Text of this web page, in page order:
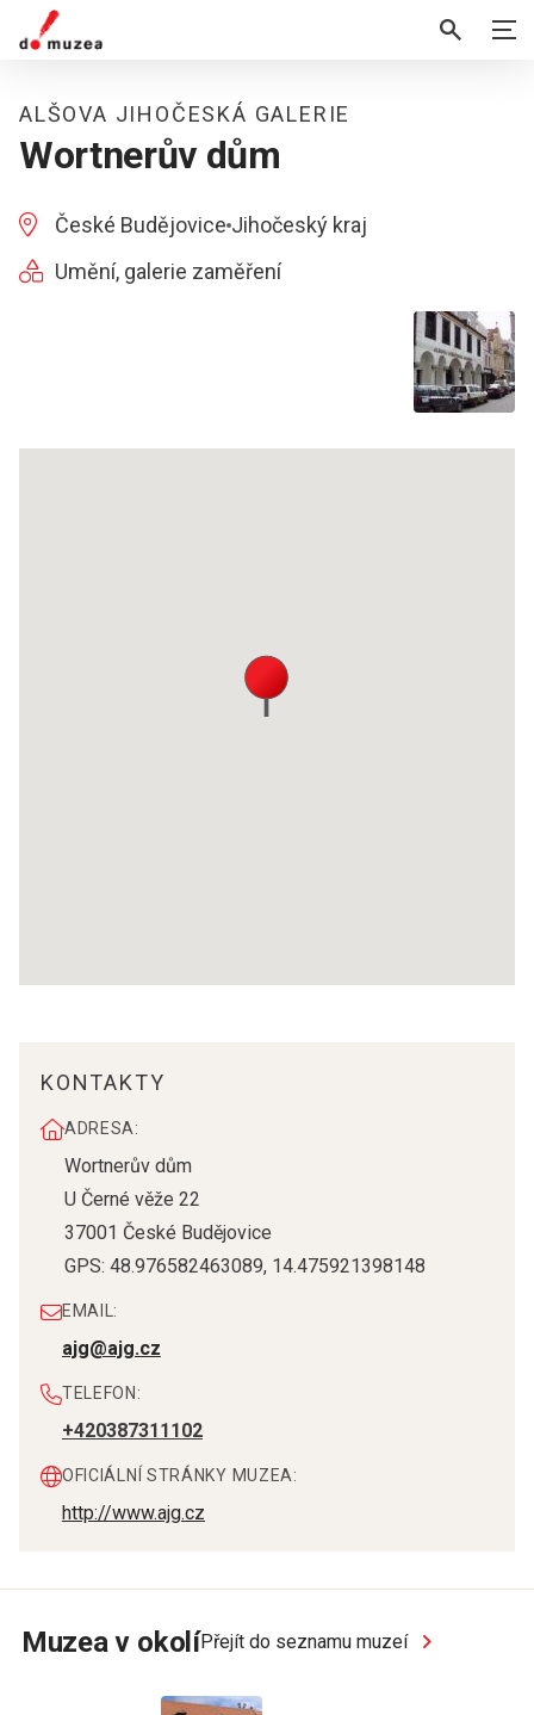
ALŠOVA JIHOČESKÁ GALERIE
Wortnerův dům
České Budějovice Jihočeský kraj
Umění, galerie zaměření
KONTAKTY
ADRESA:
Wortnerův dům
U Černé věže 22
37001 České Budějovice
GPS: 48.976582463089, 14.475921398148
EMAIL:
ajg@ajg.cz
TELEFON:
+420387311102
OFICIÁLNÍ STRÁNKY MUZEA:
http://www.ajg.cz
Muzea v okolíPřejít do seznamu muzeí